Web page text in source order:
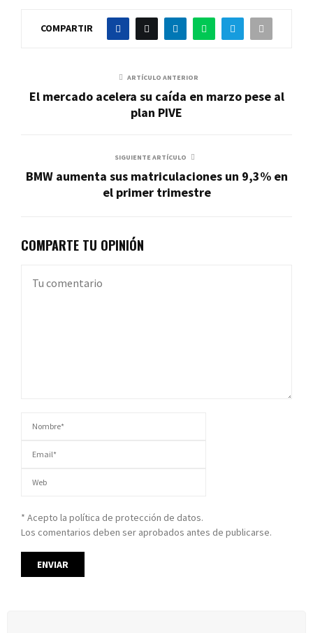
COMPARTIR
ARTÍCULO ANTERIOR
El mercado acelera su caída en marzo pese al
plan PIVE
SIGUIENTE ARTÍCULO
BMW aumenta sus matriculaciones un 9,3% en
el primer trimestre
COMPARTE TU OPINIÓN
* Acepto la política de protección de datos.
Los comentarios deben ser aprobados antes de publicarse.